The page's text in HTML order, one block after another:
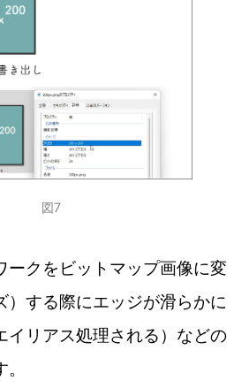
図7
ークをビットマップ画像に変
）する際にエッジが滑らかに
イリアス処理される）などの